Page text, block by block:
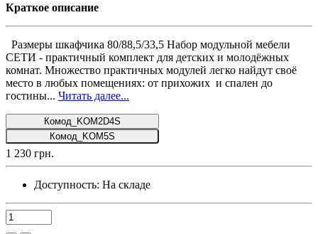
Краткое описание
Размеры шкафчика 80/88,5/33,5 Набор модульной мебели
СЕТИ - практичный комплект для детских и молодёжных
комнат. Множество практичных модулей легко найдут своё
место в любых помещениях: от прихожих и спален до
гостины... Читать далее...
Комод_KOM2D4S
Комод_KOM5S
1 230 грн.
Доступность: На складе